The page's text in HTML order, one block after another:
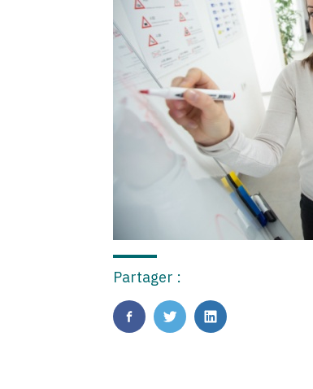
Partager :
FaceBook
TwitterLinkedIn